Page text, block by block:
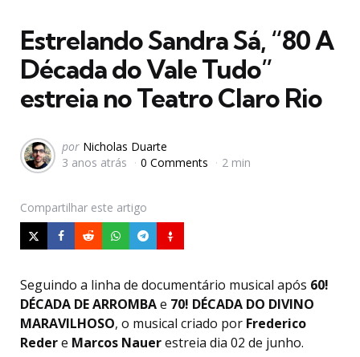
Estrelando Sandra Sá, “80 A
Década do Vale Tudo”
estreia no Teatro Claro Rio
Postado
por
por Nicholas Duarte
3 anos atrás
0 Comments 2 min
Compartilhar este artigo
Seguindo a linha de documentário musical após 60!
DÉCADA DE ARROMBAe 70! DÉCADA DO DIVINO
MARAVILHOSO, o musical criado por Frederico
Redere Marcos Nauerestreia dia 02 de junho.